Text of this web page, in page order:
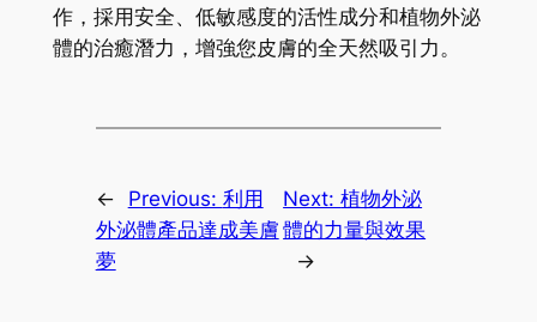
作，採用安全、低敏感度的活性成分和植物外泌
體的治癒潛力，增強您皮膚的全天然吸引力。
← Previous: 利用
外泌體產品達成美膚
夢
Next:植物外泌
體的力量與效果
→